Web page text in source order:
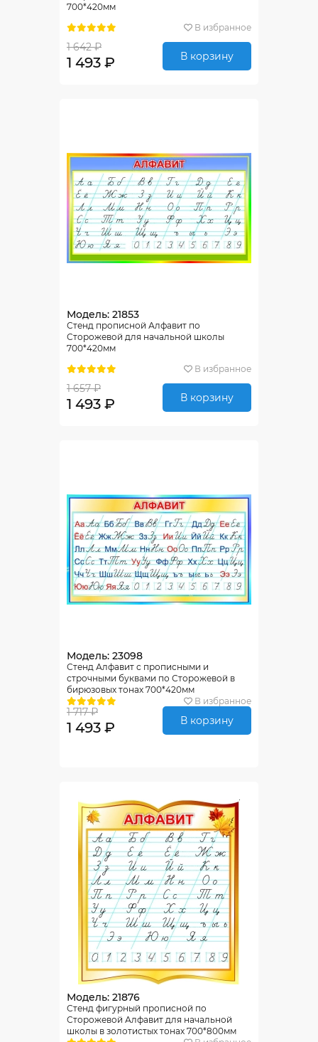
700*420мм
В избранное
1 642 ₽
1 493 ₽ В корзину
Модель: 21853
Стенд прописной Алфавит по
Сторожевой для начальной школы
700*420мм
В избранное
1 657 ₽
1 493 ₽ В корзину
Модель: 23098
Стенд Алфавит с прописными и
строчными буквами по Сторожевой в
бирюзовых тонах 700*420мм
В избранное
1 717 ₽
1 493 ₽ В корзину
Модель: 21876
Стенд фигурный прописной по
Сторожевой Алфавит для начальной
школы в золотистых тонах 700*800мм